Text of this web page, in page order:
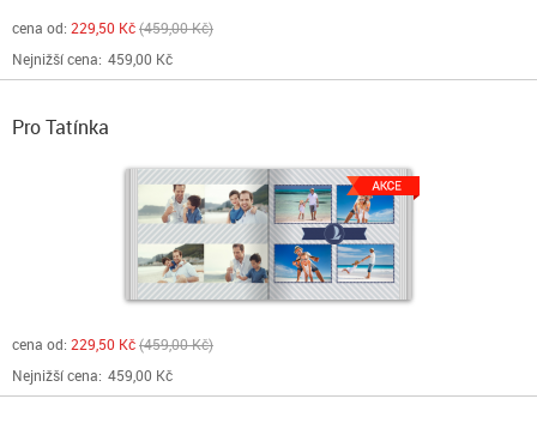
cena od: 229,50 Kč 459,00 Kč
Nejnižší cena: 459,00 Kč
Pro Tatínka
cena od: 229,50 Kč 459,00 Kč
Nejnižší cena: 459,00 Kč